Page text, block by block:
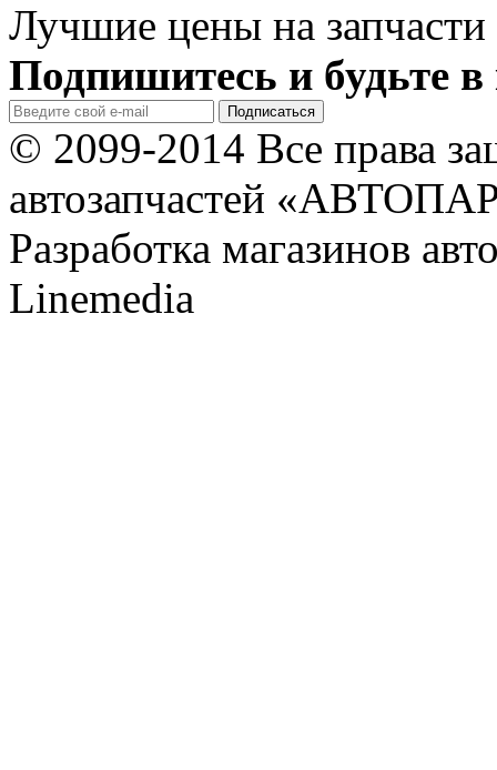
Лучшие цены на запчасти
Подпишитесь и будьте в
© 2099-2014 Все права
автозапчастей
Разработка магазинов
Linemedia